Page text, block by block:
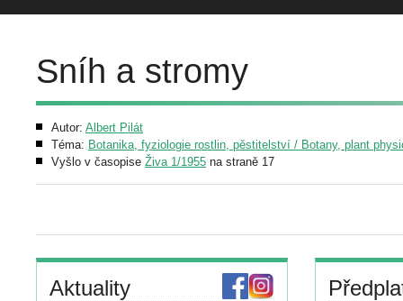
Sníh a stromy
Autor: Albert Pilát
Téma: Botanika, fyziologie rostlin, pěstitelství / Botany, plant
Vyšlo v časopise Živa 1/1955 na straně 17
Aktuality